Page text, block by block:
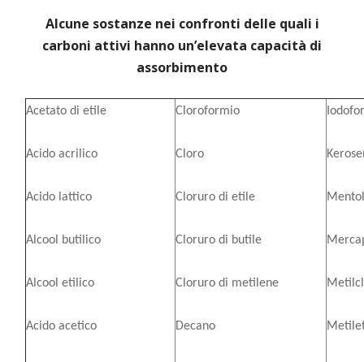
Alcune sostanze nei confronti delle quali i
carboni attivi hanno un’elevata capacità di
assorbimento
Acetato di etile
Acido acrilico
Acido lattico
Alcool butilico
Alcool etilico
Acido acetico
Cloroformio
Cloro
Cloruro di etile
Cloruro di butile
Cloruro di metilene
Decano